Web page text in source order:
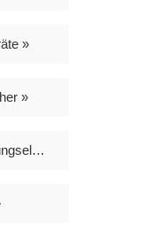
»
»
Unterhaltungselektronik »